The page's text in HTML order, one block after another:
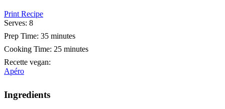
Print Recipe
Serves: 8
Prep Time: 35 minutes
Cooking Time: 25 minutes
Recette vegan:
Apéro
Ingredients